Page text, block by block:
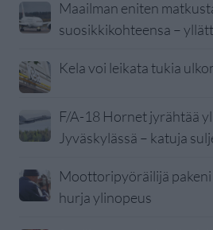
Maailman eniten
suosikkikohteensa –
Kela voi leikata tukia
F/A-18 Hornet jyrähtää
Jyväskylässä – katuja
Moottoripyöräilijä
hurja ylinopeus